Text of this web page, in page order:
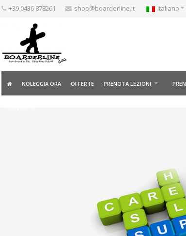
+39 0436 878261 shop@boarderline.it Italiano
NOLEGGIA ORA OFFERTE PRENOTA LEZIONI